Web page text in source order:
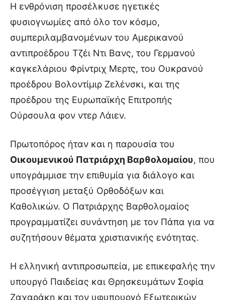
Η ενθρόνιση προσέλκυσε ηγετικές
φυσιογνωμίες από όλο τον κόσμο,
συμπεριλαμβανομένων του Αμερικανού
αντιπροέδρου Τζέι Ντι Βανς, του Γερμανού
καγκελάριου Φρίντριχ Μερτς, του Ουκρανού
προέδρου Βολοντίμιρ Ζελένσκι, και της
προέδρου της Ευρωπαϊκής Επιτροπής
Ούρσουλα φον ντερ Λάιεν.
Πρωτοπόρος ήταν και η παρουσία του
Οικουμενικού Πατριάρχη Βαρθολομαίου, που
υπογράμμισε την επιθυμία για διάλογο και
προσέγγιση μεταξύ Ορθοδόξων και
Καθολικών. Ο Πατριάρχης Βαρθολομαίος
προγραμματίζει συνάντηση με τον Πάπα για να
συζητήσουν θέματα χριστιανικής ενότητας.
Η ελληνική αντιπροσωπεία, με επικεφαλής την
υπουργό Παιδείας και Θρησκευμάτων Σοφία
Ζαχαράκη και τον υφυπουργό Εξωτερικών